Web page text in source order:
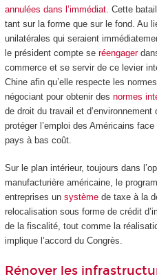
annulées dans l’immédiat. Cette
tant sur la forme que sur le fond. Au
unilatérales qui seraient
le président compte se réengager
commerce et se servir de ce levier
Chine afin qu’elle respecte les
négociant pour obtenir des normes
de droit du travail et
protéger l’emploi des Américains
pays à bas coût.
Sur le plan intérieur, toujours dans
manufacturière américaine, le
entreprises un systèmede taxe à la
relocalisation sous forme de crédit
de la fiscalité, tout comme la
implique l’accord du Congrès.
Rénover les